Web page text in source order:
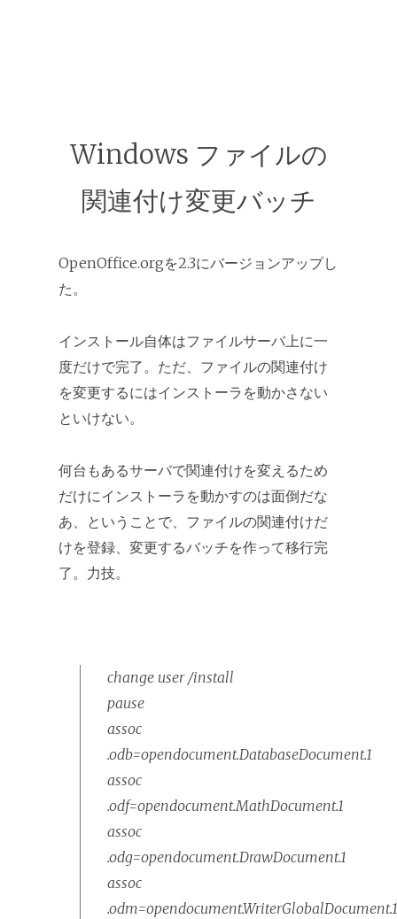
Windows ファイルの
関連付け変更バッチ
OpenOffice.orgを2.3にバージョンアップし
た。
インストール自体はファイルサーバ上に一
度だけで完了。ただ、ファイルの関連付け
を変更するにはインストーラを動かさない
といけない。
何台もあるサーバで関連付けを変えるため
だけにインストーラを動かすのは面倒だな
あ、ということで、ファイルの関連付けだ
けを登録、変更するバッチを作って移行完
了。力技。
change user /install
pause
assoc
.odb=opendocument.DatabaseDocument.1
assoc
.odf=opendocument.MathDocument.1
assoc
.odg=opendocument.DrawDocument.1
assoc
.odm=opendocument.WriterGlobalDocument.1